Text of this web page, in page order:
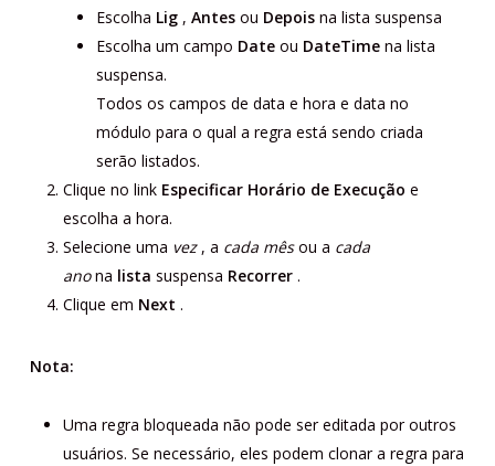
Escolha Lig, Antesou Depoisna lista suspensa
Escolha um campo Dateou DateTimena lista
suspensa.
Todos os campos de data e hora e data no
módulo para o qual a regra está sendo criada
serão listados.
Clique no link Especificar Horário de Execução e
escolha a hora.
Selecione uma vez, a cada mêsou a cada
anona lista suspensa Recorrer.
Clique em Next .
Nota:
Uma regra bloqueada não pode ser editada por outros
usuários. Se necessário, eles podem clonar a regra para